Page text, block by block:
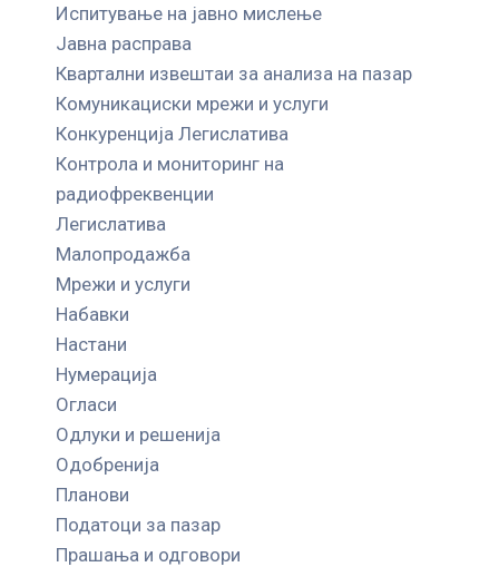
Испитување на јавно мислење
Јавна расправа
Квартални извештаи за анализа на пазар
Комуникациски мрежи и услуги
Конкуренција Легислатива
Контрола и мониторинг на
радиофреквенции
Легислатива
Малопродажба
Мрежи и услуги
Набавки
Настани
Нумерација
Огласи
Одлуки и решенија
Одобренија
Планови
Податоци за пазар
Прашања и одговори